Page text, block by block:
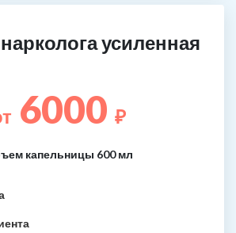
усиленная
6000 ₽
капельницы 600 мл